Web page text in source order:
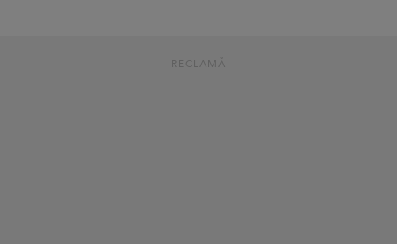
RECLAMĂ